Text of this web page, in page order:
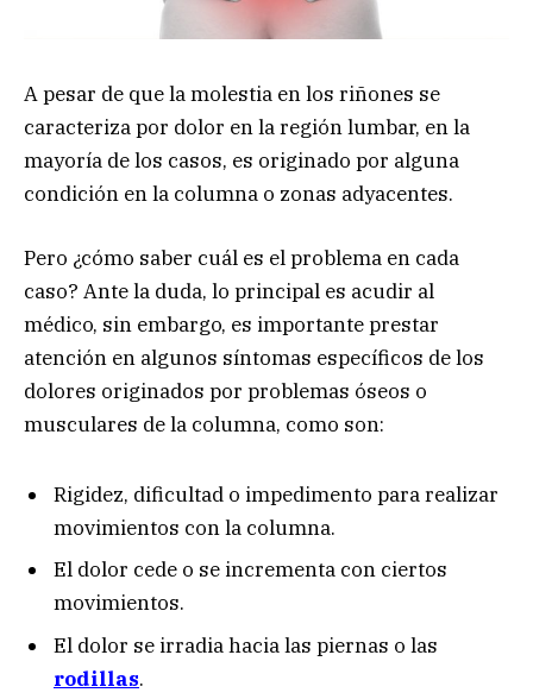
A pesar de que la molestia en los riñones se
caracteriza por dolor en la región lumbar, en la
mayoría de los casos, es originado por alguna
condición en la columna o zonas adyacentes.
Pero ¿cómo saber cuál es el problema en cada
caso? Ante la duda, lo principal es acudir al
médico, sin embargo, es importante prestar
atención en algunos síntomas específicos de los
dolores originados por problemas óseos o
musculares de la columna, como son:
Rigidez, dificultad o impedimento para realizar
movimientos con la columna.
El dolor cede o se incrementa con ciertos
movimientos.
El dolor se irradia hacia las piernas o las
rodillas.